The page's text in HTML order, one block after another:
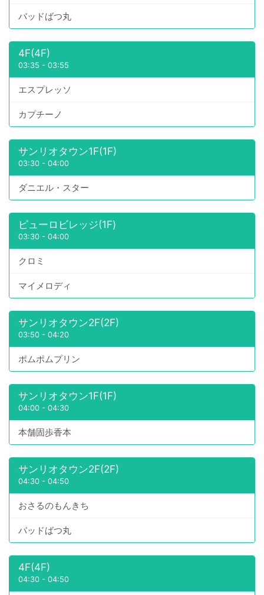
バッドばつ丸
4F(4F)
03:35 - 03:55
エスプレッソ
カプチーノ
サンリオタウン1F(1F)
03:30 - 04:00
ダニエル・スター
ピューロビレッジ(1F)
03:30 - 04:00
クロミ
マイメロディ
サンリオタウン2F(2F)
03:50 - 04:20
ポムポムプリン
サンリオタウン1F(1F)
04:00 - 04:30
本舗固歩香本
サンリオタウン2F(2F)
04:30 - 04:50
おさるのもんきち
バッドばつ丸
4F(4F)
04:30 - 04:50